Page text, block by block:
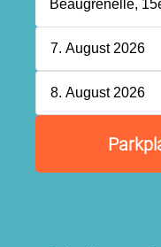
7. August 2026
8. August 2026